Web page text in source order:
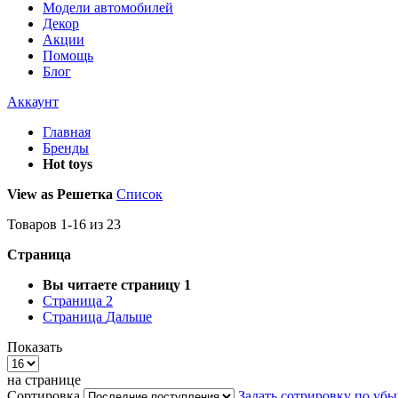
Модели автомобилей
Декор
Акции
Помощь
Блог
Аккаунт
Главная
Бренды
Hot toys
View as Решетка Список
Товаров 1-16 из 23
Страница
Вы читаете страницу 1
Страница 2
Страница Дальше
Показать
на странице